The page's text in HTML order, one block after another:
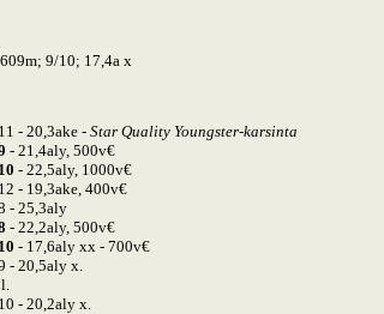
9/10; 17,4a x
- 20,3ake -Star Quality Youngster-karsinta
- 21,4aly, 500v€
- 22,5aly, 1000v€
- 19,3ake, 400v€
- 25,3aly
- 22,2aly, 500v€
- 17,6aly xx - 700v€
- 20,5aly x.
- 20,2aly x.